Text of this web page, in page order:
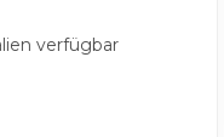
verfügbar